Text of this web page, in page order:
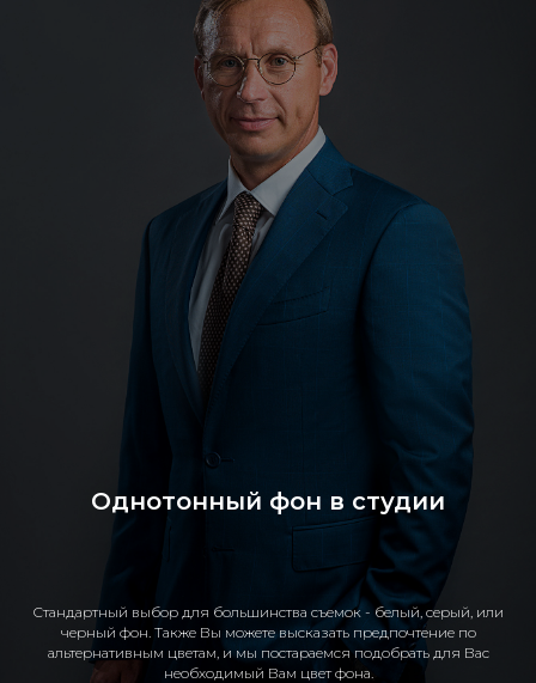
Однотонный фон в студии
Стандартный выбор для большинства съемок - белый, серый, или
черный фон. Также Вы можете высказать предпочтение по
альтернативным цветам, и мы постараемся подобрать для Вас
необходимый Вам цвет фона.